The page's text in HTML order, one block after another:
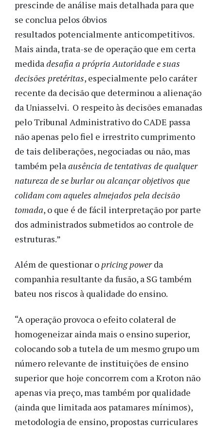
prescinde de análise mais detalhada para que
se conclua pelos óbvios
resultados potencialmente anticompetitivos.
Mais ainda, trata-se de operação que em certa
medidadesafia a própria Autoridade e suas
decisões pretéritas, especialmente pelo caráter
recente da decisão que determinou a alienação
da Uniasselvi. O respeito às decisões emanadas
pelo Tribunal Administrativo do CADE passa
não apenas pelo fiel e irrestrito cumprimento
de tais deliberações, negociadas ou não, mas
também pelaausência de tentativas de qualquer
natureza de se burlar ou alcançar objetivos que
colidam com aqueles almejados pela decisão
tomada, o que é de fácil interpretação por parte
dos administrados submetidos ao controle de
estruturas.”
Além de questionar o pricing powerda
companhia resultante da fusão, a SG também
bateu nos riscos à qualidade do ensino.
“A operação provoca o efeito colateral de
homogeneizar ainda mais o ensino superior,
colocando sob a tutela de um mesmo grupo um
número relevante de instituições de ensino
superior que hoje concorrem com a Kroton não
apenas via preço, mas também por qualidade
(ainda que limitada aos patamares mínimos),
metodologia de ensino, propostas curriculares